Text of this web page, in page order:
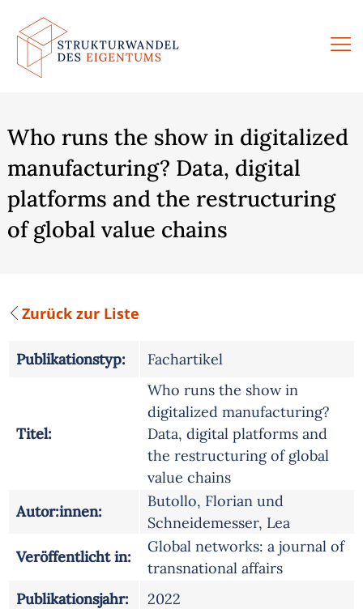
Zum
Inhalt
springen
Who runs the show in digitalized
manufacturing? Data, digital
platforms and the restructuring
of global value chains
Zurück zur Liste
Publikationstyp: Fachartikel
Titel:
Who runs the show in
digitalized manufacturing?
Data, digital platforms and
the restructuring of global
value chains
Autor:innen:
Butollo, Florian und
Schneidemesser, Lea
Veröffentlicht in:
Global networks: a journal of
transnational affairs
Publikationsjahr:
2022